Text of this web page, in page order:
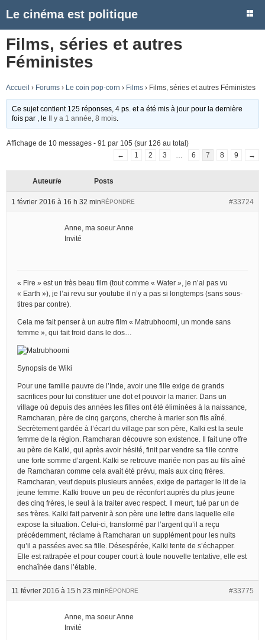
Le cinéma est politique
Films, séries et autres
Féministes
Accueil › Forums › Le coin pop-corn › Films › Films, séries et autres Féministes
Ce sujet contient 125 réponses, 4 ps. et a été mis à jour pour la dernière
fois par
, le Il y a 1 année, 8 mois
Affichage de 10 messages - 91 par 105 (sur 126 au total)
←
1 2 3 6 7 8 9 →
Auteur/e Posts
1 février 2016 à 16 h 32 min #33724
RÉPONDRE
Anne, ma soeur Anne
Invité
« Fire » est un très beau film (tout comme « Water », je n’ai pas vu
« Earth »), je l’ai revu sur youtube il n’y a pas si longtemps (sans sous-
titres par contre).
Cela me fait penser à un autre film « Matrubhoomi, un monde sans
femme », qui fait froid dans le dos…
Synopsis de Wiki
Pour une famille pauvre de l’Inde, avoir une fille exige de grands
sacrifices pour lui constituer une dot et pouvoir la marier. Dans un
village où depuis des années les filles ont été éliminées à la naissance,
Ramcharan, père de cinq garçons, cherche à marier son fils aîné.
Secrètement gardée à l’écart du village par son père, Kalki est la seule
femme de la région. Ramcharan découvre son existence. Il fait une offre
au père de Kalki, qui après avoir hésité, finit par vendre sa fille contre
une forte somme d’argent. Kalki se retrouve mariée non pas au fils aîné
de Ramcharan comme cela avait été prévu, mais aux cinq frères.
Ramcharan, veuf depuis plusieurs années, exige de partager le lit de la
jeune femme. Kalki trouve un peu de réconfort auprès du plus jeune
des cinq frères, le seul à la traiter avec respect. Il meurt, tué par un de
ses frères. Kalki fait parvenir à son père une lettre dans laquelle elle
expose la situation. Celui-ci, transformé par l’argent qu’il a reçu
précédemment, réclame à Ramcharan un supplément pour les nuits
qu’il a passées avec sa fille. Désespérée, Kalki tente de s’échapper.
Elle est rattrapée et pour couper court à toute nouvelle tentative, elle est
enchaînée dans l’étable.
11 février 2016 à 15 h 23 min #33775
RÉPONDRE
Anne, ma soeur Anne
Invité